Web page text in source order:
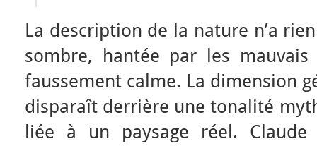
La description de la nature n’a
sombre, hantée par les
faussement calme. La dimension
disparaît derrière une tonalité
liée à un paysage réel.